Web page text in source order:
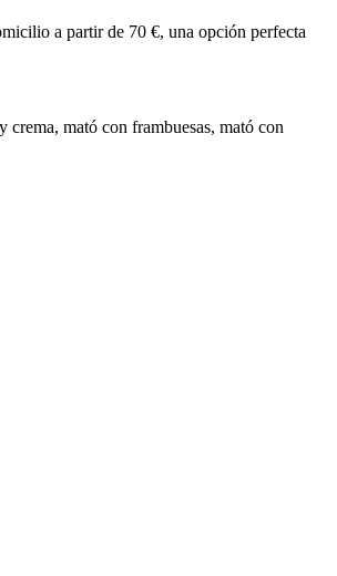
a partir de 70 €, una opción perfecta
crema, mató con frambuesas, mató con